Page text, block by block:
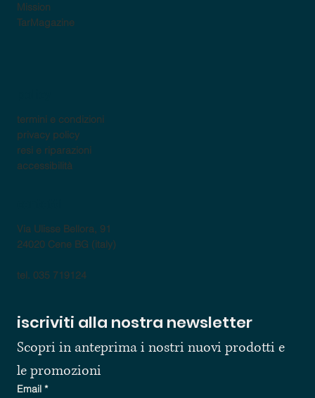
Mission
TarMagazine
termini e condizioni
privacy policy
resi e riparazioni
accessibilità
Via Ulisse Bellora, 91
24020 Cene BG (italy)
tel. 035 719124
iscriviti alla nostra newsletter
Scopri in anteprima i nostri nuovi prodotti e
le promozioni
Email *